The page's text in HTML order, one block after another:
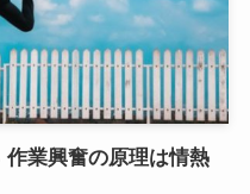
業興奮の原理は情熱